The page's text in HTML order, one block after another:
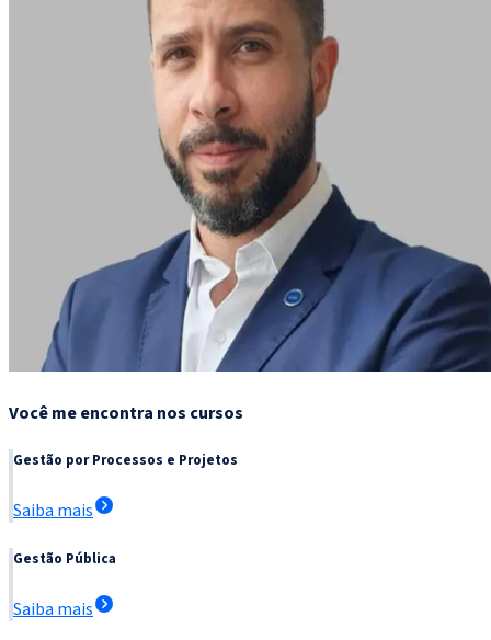
Você me encontra nos cursos
Gestão por Processos e Projetos
Saiba mais
Gestão Pública
Saiba mais